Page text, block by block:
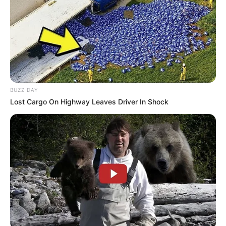
1. Vorteig herstellen
Die Hefe mit etwas Zucker in der lauwarmen
Milch auflösen und 10 Minuten ruhen lassen, bis
die Mischung Blasen wirft. Dies ist ein Zeichen
dafür, dass die Hefe aktiv ist.
2. Teig kneten
Das Mehl in eine Schüssel sieben, Ei,
geschmolzene Butter, Zucker, Salz und den
Vorteig hinzufügen. Alles zu einem
geschmeidigen Teig kneten. Der Hefeteig sollte
elastisch sein und sich leicht vom Schüsselrand
lösen.
3. Teig gehen lassen
BUZZ DAY
Lost Cargo On Highway Leaves Driver In Shock